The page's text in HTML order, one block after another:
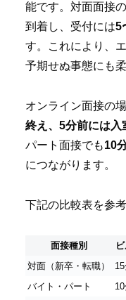
能です。対面面接
到着し、受付には5
す。これにより、
予期せぬ事態にも
オンライン面接の場
終え、5分前には入
パート面接でも10
につながります。
下記の比較表を参
面接種別
対面（新卒・転職）
バイト・パート